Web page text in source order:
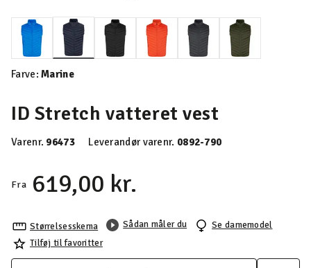
ID Stretch vatteret vest
Varenr. 96473 Leverandør varenr. 0892-790
Fra 619,00 kr.
valgte
Farve:Marine
Størrelsesskema Sådan måler du
Se damemodel
Tilføj til favoritter